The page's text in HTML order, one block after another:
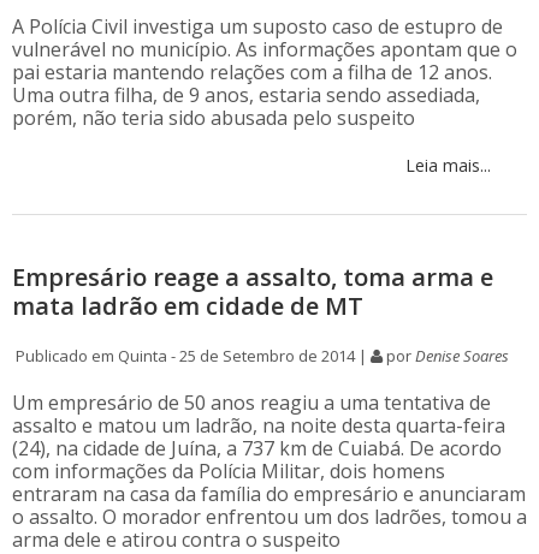
A Polícia Civil investiga um suposto caso de estupro de
vulnerável no município. As informações apontam que o
pai estaria mantendo relações com a filha de 12 anos.
Uma outra filha, de 9 anos, estaria sendo assediada,
porém, não teria sido abusada pelo suspeito
Leia mais...
Empresário reage a assalto, toma arma e
mata ladrão em cidade de MT
Publicado em Quinta - 25 de Setembro de 2014 | porDenise Soares
Um empresário de 50 anos reagiu a uma tentativa de
assalto e matou um ladrão, na noite desta quarta-feira
(24), na cidade de Juína, a 737 km de Cuiabá. De acordo
com informações da Polícia Militar, dois homens
entraram na casa da família do empresário e anunciaram
o assalto. O morador enfrentou um dos ladrões, tomou a
arma dele e atirou contra o suspeito